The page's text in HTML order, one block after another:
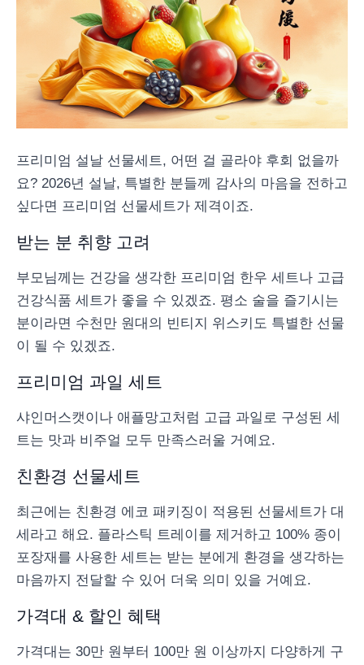
프리미엄 설날 선물세트, 어떤 걸 골라야 후회 없을까
요? 2026년 설날, 특별한 분들께 감사의 마음을 전하고
싶다면 프리미엄 선물세트가 제격이죠.
받는 분 취향 고려
부모님께는 건강을 생각한 프리미엄 한우 세트나 고급
건강식품 세트가 좋을 수 있겠죠. 평소 술을 즐기시는
분이라면 수천만 원대의 빈티지 위스키도 특별한 선물
이 될 수 있겠죠.
프리미엄 과일 세트
샤인머스캣이나 애플망고처럼 고급 과일로 구성된 세
트는 맛과 비주얼 모두 만족스러울 거예요.
친환경 선물세트
최근에는 친환경 에코 패키징이 적용된 선물세트가 대
세라고 해요. 플라스틱 트레이를 제거하고 100% 종이
포장재를 사용한 세트는 받는 분에게 환경을 생각하는
마음까지 전달할 수 있어 더욱 의미 있을 거예요.
가격대 & 할인 혜택
가격대는 30만 원부터 100만 원 이상까지 다양하게 구